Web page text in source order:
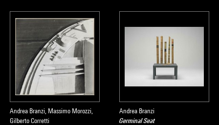
Andrea Branzi, Massimo Morozzi,
Gilberto Corretti
Andrea Branzi
Germinal Seat